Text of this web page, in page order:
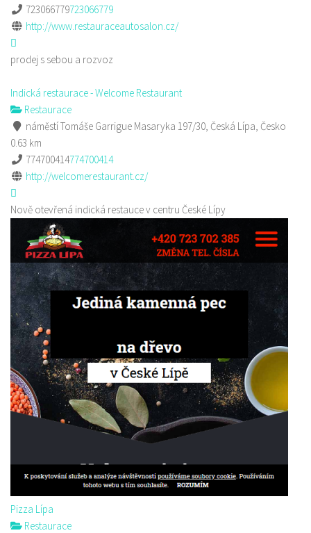
723066779723066779
http://www.restauraceautosalon.cz/
prodej s sebou a rozvoz
Indická restaurace - Welcome Restaurant
Restaurace
náměstí Tomáše Garrigue Masaryka 197/30, Česká Lípa, Česko
0.63 km
774700414774700414
http://welcomerestaurant.cz/
Nově otevřená indická restauce v centru České Lípy
Pizza Lípa
Restaurace